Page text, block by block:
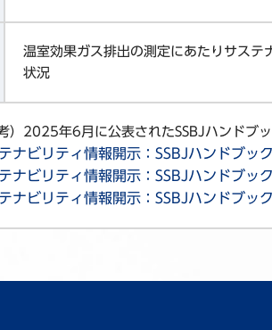
温室効果ガス排出の測定にあたりサステ
状況
考）2025年6月に公表されたSSBJハンドブ
ナビリティ情報開示：SSBJハンドブ
ナビリティ情報開示：SSBJハンドブ
ナビリティ情報開示：SSBJハンドブ